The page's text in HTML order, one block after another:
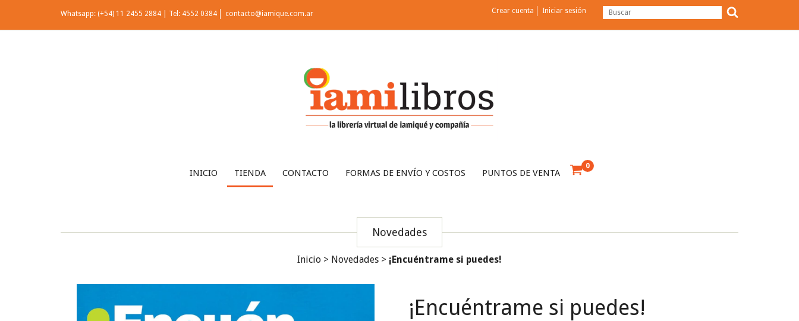
Whatsapp: (+54) 11 2455 2884 | Tel: 4552 0384 contacto@iamique.com.ar Crear cuenta Iniciar sesión
INICIO TIENDA CONTACTO FORMAS DE ENVÍO Y COSTOS PUNTOS DE VENTA
0
Novedades
Inicio > Novedades > ¡Encuéntrame si puedes!
¡Encuéntrame si puedes!